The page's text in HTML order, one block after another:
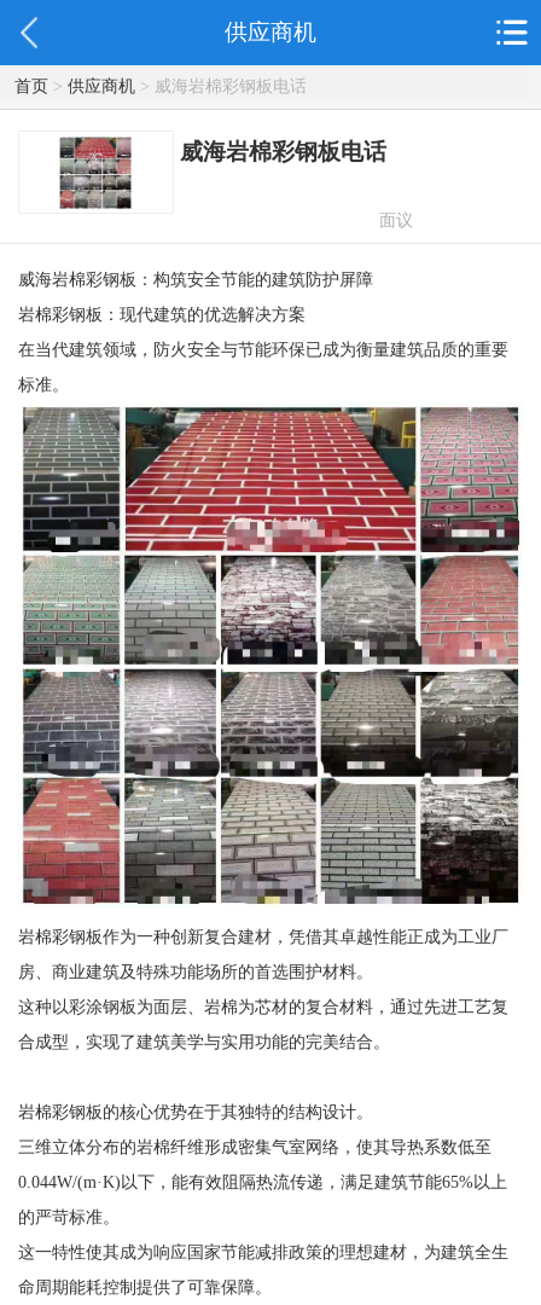
供应商机
首页> 供应商机> 威海岩棉彩钢板电话
威海岩棉彩钢板电话
面议
威海岩棉彩钢板：构筑安全节能的建筑防护屏障
岩棉彩钢板：现代建筑的优选解决方案
在当代建筑领域，防火安全与节能环保已成为衡量建筑品质的重要
标准。
岩棉彩钢板作为一种创新复合建材，凭借其卓越性能正成为工业厂
房、商业建筑及特殊功能场所的首选围护材料。
这种以彩涂钢板为面层、岩棉为芯材的复合材料，通过先进工艺复
合成型，实现了建筑美学与实用功能的完美结合。
岩棉彩钢板的核心优势在于其独特的结构设计。
三维立体分布的岩棉纤维形成密集气室网络，使其导热系数低至
0.044W/(m·K)以下，能有效阻隔热流传递，满足建筑节能65%以上
的严苛标准。
这一特性使其成为响应国家节能减排政策的理想建材，为建筑全生
命周期能耗控制提供了可靠保障。